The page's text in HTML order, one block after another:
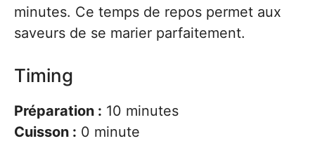
minutes. Ce temps de repos permet aux
saveurs de se marier parfaitement.
Timing
Préparation : 10 minutes
Cuisson : 0 minute